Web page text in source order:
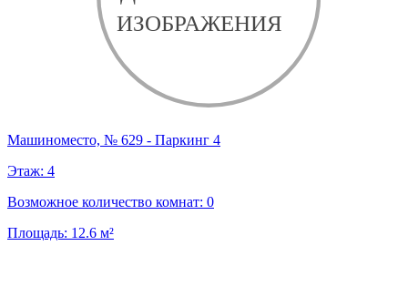
Машиноместо, № 629 - Паркинг 4
Этаж: 4
Возможное количество комнат: 0
Площадь: 12.6 м²